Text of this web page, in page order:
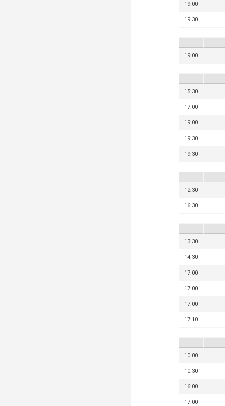
19:00
19:30
19:00
15:30
17:00
19:00
19:30
19:30
12:30
16:30
13:30
14:30
17:00
17:00
17:00
17:10
10:00
10:30
16:00
17:00